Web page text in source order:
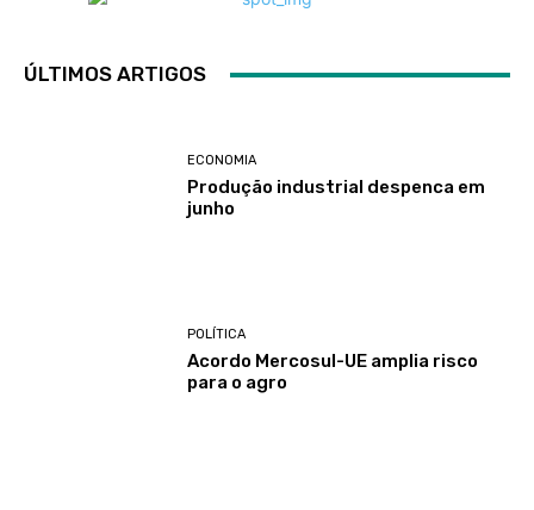
ÚLTIMOS ARTIGOS
ECONOMIA
Produção industrial despenca em
junho
POLÍTICA
Acordo Mercosul-UE amplia risco
para o agro